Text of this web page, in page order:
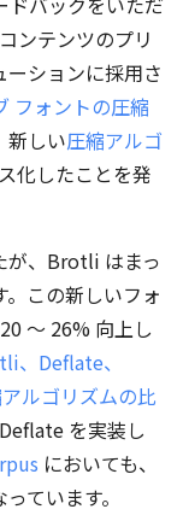
ンテンツのプリ
ションに採用さ
フォントの圧縮
新しい圧縮アルゴ
化したことを発
が、Brotli はまっ
この新しいフォ
～ 26% 向上し
、Deflate、
ルゴリズムの比
を実装し
においても、
ています。